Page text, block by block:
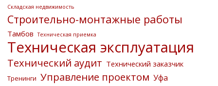
Складская недвижимость
Строительно-монтажные работы
Тамбов Техническая приемка
Техническая эксплуатация
Технический аудит Технический заказчик
Тренинги Управление проектом Уфа